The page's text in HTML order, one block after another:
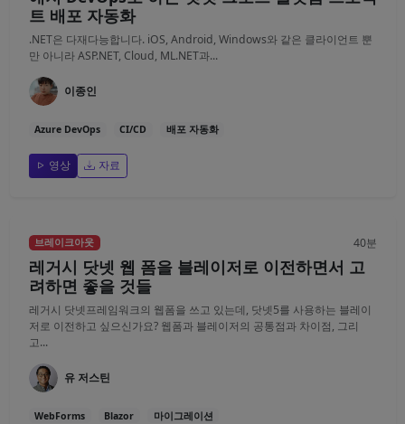
트 배포 자동화
.NET은 다재다능합니다. iOS, Android, Windows와 같은 클라이언트 뿐
만 아니라 ASP.NET, Cloud, ML.NET과...
이종인
Azure DevOps CI/CD 배포 자동화
영상 자료
브레이크아웃 40분
레거시 닷넷 웹 폼을 블레이저로 이전하면서 고
려하면 좋을 것들
레거시 닷넷프레임워크의 웹폼을 쓰고 있는데, 닷넷5를 사용하는 블레이
저로 이전하고 싶으신가요? 웹폼과 블레이저의 공통점과 차이점, 그리
고...
유 저스틴
WebForms Blazor 마이그레이션